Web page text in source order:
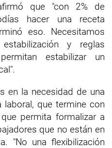
que "con 2% de
hacer una receta
eso. Necesitamos
y reglas
estabilizar un
en la necesidad de una
laboral, que termine con
permita formalizar a
que no están en
"No una flexibilización